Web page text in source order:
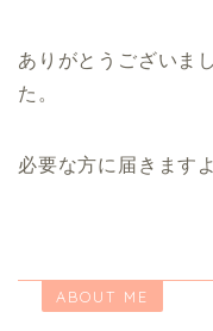
ありがとうございま
た。
必要な方に届きます
ABOUT ME